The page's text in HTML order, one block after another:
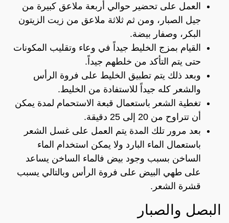
العمل على تحضير حوالي أربعة ملاعق كبيرة من
جيل الصبار، ومن ثم ثلاثة ملاعق من زيت الزيتون
البكر، وصفار بيضة.
القيام بمزج الخليط جيداً في وعاء وتقليب المكونات
حتى يتم التأكد من خلطهم جيداً.
وبعد ذلك يتم تطبيق الخليط على فروة الرأس
والشعر كله جيداً للاستفادة من الخليط.
تغطية الشعر باستعمال قبعة الاستحمام لمدة يمكن
أن تتراوح من 20 إلى 25 دقيقة.
بعد مرور تلك المدة يتم العمل على غسل الشعر
باستعمال الماء البارد ولا يمكن استخدام الماء
الساخن بسبب وجود بيض فالماء الساخن يساعد
على طهي البيض على فروة الرأس وبالتالي يسبب
قشرة الشعر.
البصل والصبار